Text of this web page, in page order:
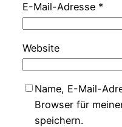
E-Mail-Adresse *
Website
Name, E-Mail-
Browser für
speichern.